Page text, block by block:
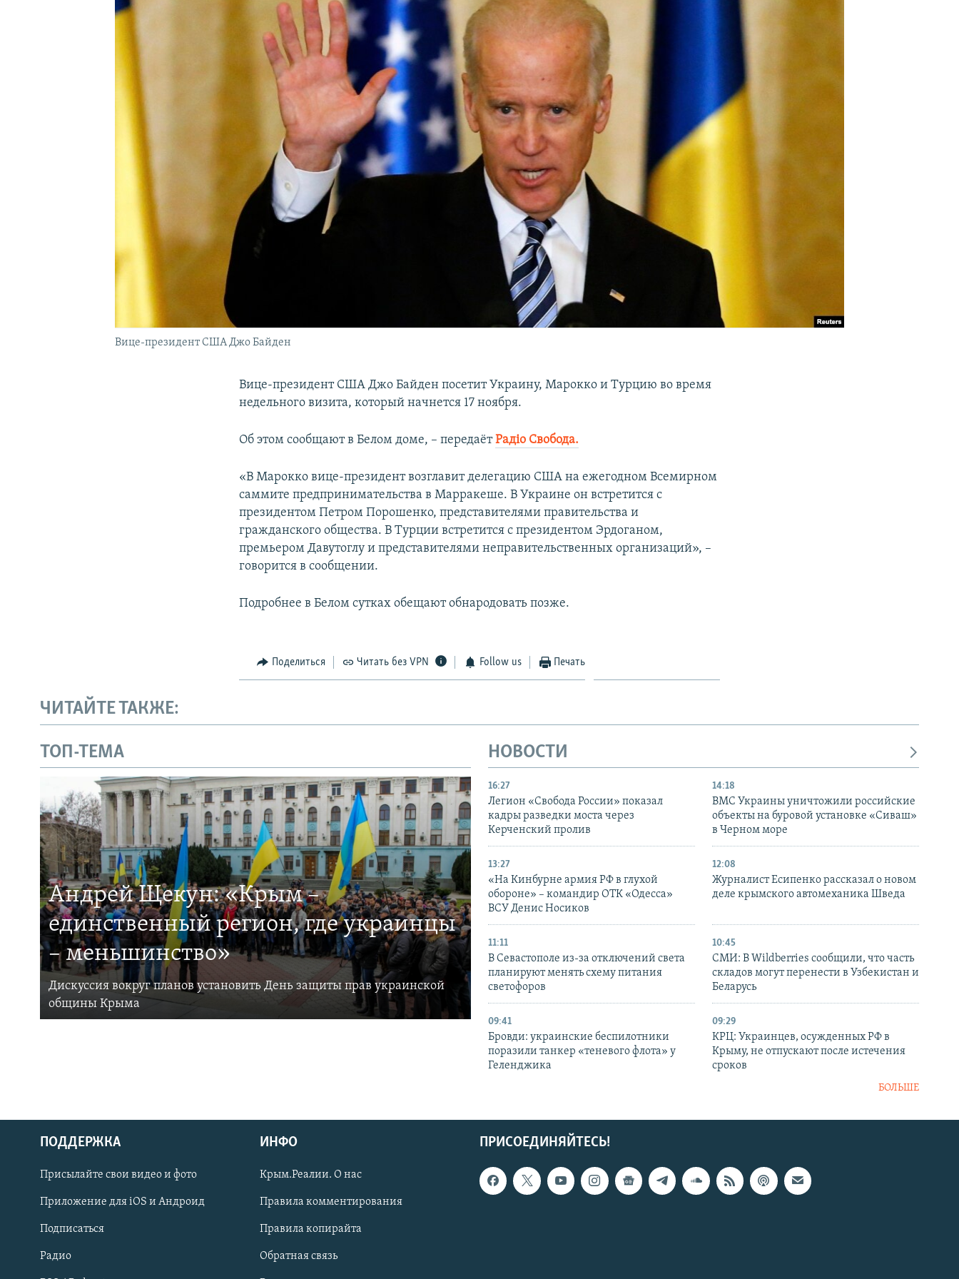
Українською
Qırımtatar
ПРИСОЕДИНЯЙТЕСЬ!
Вице-президент США Джо Байден
Вице-президент США Джо Байден посетит Украину, Марокко и Турцию во время
недельного визита, который начнется 17 ноября.
Об этом сообщают в Белом доме, – передаётРадіо Свобода.
«В Марокко вице-президент возглавит делегацию США на ежегодном Всемирном
саммите предпринимательства в Марракеше. В Украине он встретится с
президентом Петром Порошенко, представителями правительства и
гражданского общества. В Турции встретится с президентом Эрдоганом,
премьером Давутоглу и представителями неправительственных организаций», –
говорится в сообщении.
Подробнее в Белом сутках обещают обнародовать позже.
Поделиться Читать без VPN Follow us Печать
ЧИТАЙТЕ ТАКЖЕ:
ТОП-ТЕМА
Андрей Щекун: «Крым –
единственный регион, где украинцы
– меньшинство»
Дискуссия вокруг планов установить День защиты прав украинской
общины Крыма
НОВОСТИ
16:27
Легион «Свобода России» показал
кадры разведки моста через
Керченский пролив
14:18
ВМС Украины уничтожили российские
объекты на буровой установке «Сиваш»
в Черном море
13:27
«На Кинбурне армия РФ в глухой
обороне» – командир ОТК «Одесса»
ВСУ Денис Носиков
12:08
Журналист Есипенко рассказал о новом
деле крымского автомеханика Шведа
11:11
В Севастополе из-за отключений света
планируют менять схему питания
светофоров
10:45
СМИ: В Wildberries сообщили, что часть
складов могут перенести в Узбекистан и
Беларусь
09:41
Бровди: украинские беспилотники
поразили танкер «теневого флота» у
Геленджика
09:29
КРЦ: Украинцев, осужденных РФ в
Крыму, не отпускают после истечения
сроков
БОЛЬШЕ
ПРИСОЕДИНЯЙТЕСЬ!
ПОДДЕРЖКА
Присылайте свои видео и фото
Приложение для iOS и Андроид
Подписаться
Радио
ИНФО
Крым.Реалии. О нас
Правила комментирования
Правила копирайта
Обратная связь